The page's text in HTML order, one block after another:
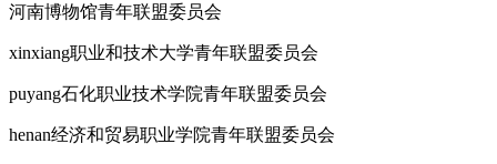
河南博物馆青年联盟委员会
xinxiang职业和技术大学青年联盟委员会
puyang石化职业技术学院青年联盟委员会
henan经济和贸易职业学院青年联盟委员会